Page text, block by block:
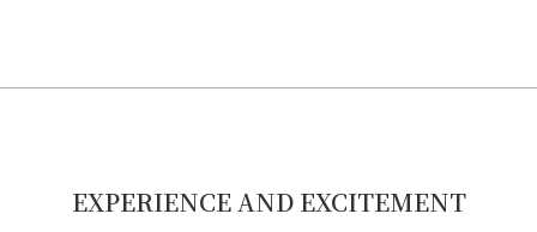
EXPERIENCE AND EXCITEMENT